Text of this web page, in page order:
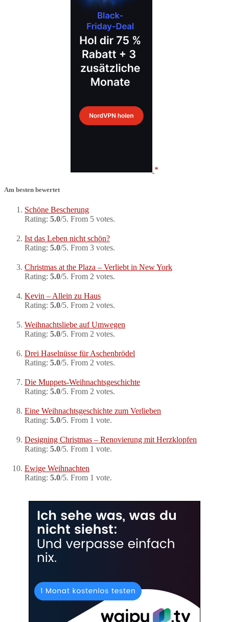
Am besten bewertet
Schöne Bescherung
Rating: 5.0/5. From 5 votes.
Ist das Leben nicht schön?
Rating: 5.0/5. From 3 votes.
Christmas at the Plaza – Verliebt in New York
Rating: 5.0/5. From 2 votes.
Kevin – Allein zu Haus
Rating: 5.0/5. From 2 votes.
Weihnachtsliebe auf Umwegen
Rating: 5.0/5. From 2 votes.
Drei Haselnüsse für Aschenbrödel
Rating: 5.0/5. From 2 votes.
Die Muppets-Weihnachtsgeschichte
Rating: 5.0/5. From 2 votes.
Eine Weihnachtsgeschichte zum Verlieben
Rating: 5.0/5. From 1 vote.
Designing Christmas – Renovierung mit Herzklopfen
Rating: 5.0/5. From 1 vote.
Ewige Weihnachten
Rating: 5.0/5. From 1 vote.